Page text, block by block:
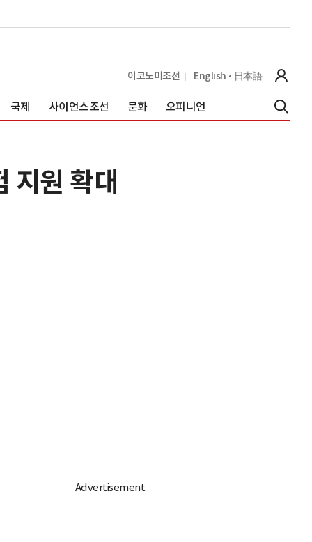
이코노미조선 English 日本語
국제 사이언스조선 문화 오피니언
지원 확대